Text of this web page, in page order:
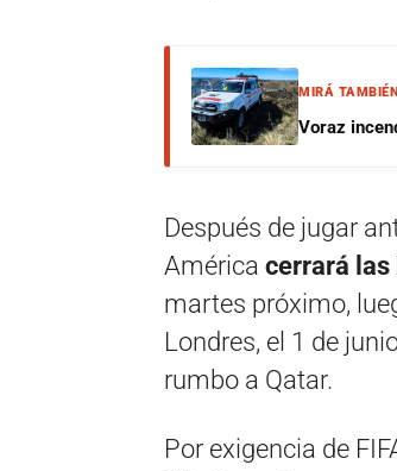
MIRÁ
Voraz
Después de jugar
América cerrará las
martes próximo,
Londres, el 1 de
rumbo a Qatar.
Por exigencia de